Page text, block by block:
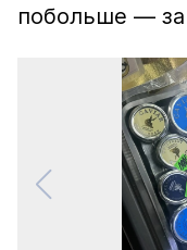
побольше — за